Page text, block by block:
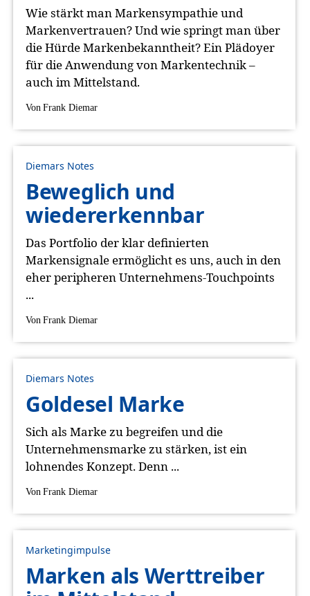
Wie stärkt man Markensympathie und
Markenvertrauen? Und wie springt man über
die Hürde Markenbekanntheit? Ein Plädoyer
für die Anwendung von Markentechnik –
auch im Mittelstand.
Von Frank Diemar
Diemars Notes
Beweglich und
wiedererkennbar
Das Portfolio der klar definierten
Markensignale ermöglicht es uns, auch in den
eher peripheren Unternehmens-Touchpoints
...
Von Frank Diemar
Diemars Notes
Goldesel Marke
Sich als Marke zu begreifen und die
Unternehmensmarke zu stärken, ist ein
lohnendes Konzept. Denn ...
Von Frank Diemar
Marketingimpulse
Marken als Werttreiber